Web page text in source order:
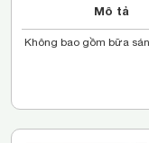
Mô tả
Không bao gồm bữa